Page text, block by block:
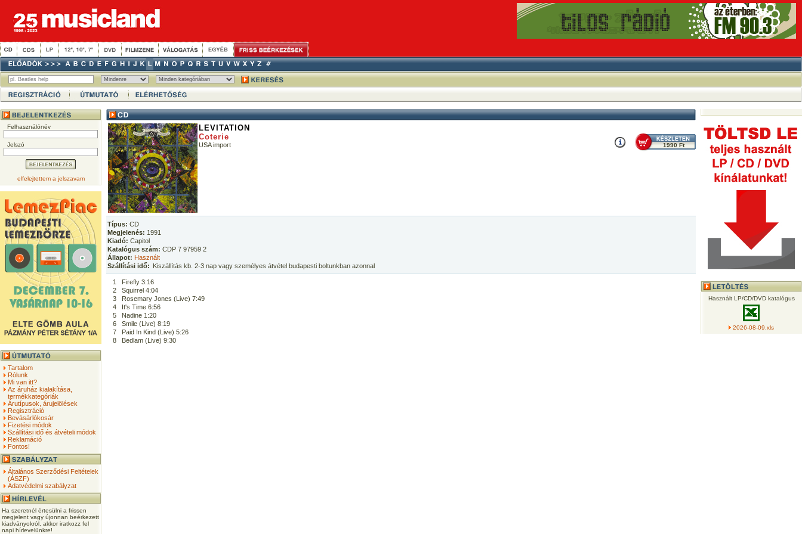
Felhasználónév
Jelszó
elfelejtettem a jelszavam
Tartalom
Rólunk
Mi van itt?
Az áruház kialakítása,
termékkategóriák
Árutípusok, árujelölések
Regisztráció
Bevásárlókosár
Fizetési módok
Szállítási idő és átvételi módok
Reklamáció
Fontos!
Általános Szerződési Feltételek
(ÁSZF)
Adatvédelmi szabályzat
Ha szeretnél értesülni a frissen
megjelent vagy újonnan beérkezett
kiadványokról, akkor iratkozz fel
napi hírlevelünkre!
LEVITATION
Coterie
USA import 1990 Ft
Típus: CD
Megjelenés: 1991
Kiadó: Capitol
Katalógus szám: CDP 7 97959 2
Állapot: Használt
Szállítási idő: Kiszállítás kb. 2-3 nap vagy személyes átvétel budapesti boltunkban azonnal
1
Firefly 3:16
2
Squirrel 4:04
3
Rosemary Jones (Live) 7:49
4
It's Time 6:56
5
Nadine 1:20
6
Smile (Live) 8:19
7
Paid In Kind (Live) 5:26
8
Bedlam (Live) 9:30
Használt LP/CD/DVD katalógus
2026-08-09.xls